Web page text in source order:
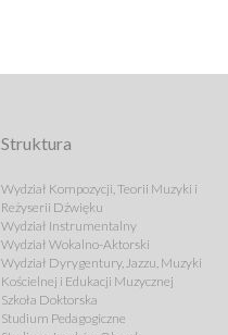
Struktura
Wydział Kompozycji, Teorii Muzyki i
Reżyserii Dźwięku
Wydział Instrumentalny
Wydział Wokalno-Aktorski
Wydział Dyrygentury, Jazzu, Muzyki
Kościelnej i Edukacji Muzycznej
Szkoła Doktorska
Studium Pedagogiczne